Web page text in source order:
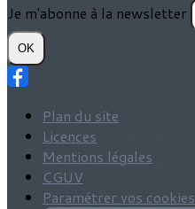
Je m'abonne à la newsletter
OK
Plan du site
Licences
Mentions légales
CGUV
Paramétrer vos cookies